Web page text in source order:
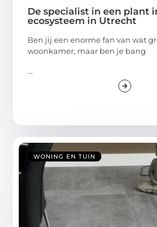
De specialist in een plant
ecosysteem in Utrecht
Ben jij een enorme fan van wat
woonkamer, maar ben je bang
...
WONING EN TUIN